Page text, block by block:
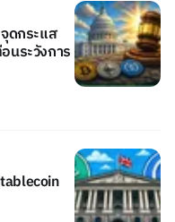
ดกระแส
นระวังการ